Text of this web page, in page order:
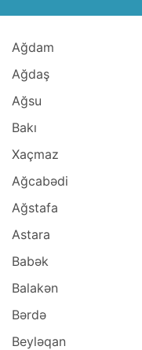
Ağdam
Ağdaş
Ağsu
Bakı
Xaçmaz
Ağcabədi
Ağstafa
Astara
Babək
Balakən
Bərdə
Beyləqan